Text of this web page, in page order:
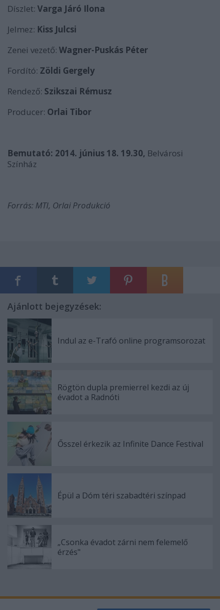
Díszlet: Varga Járó Ilona
Jelmez: Kiss Julcsi
Zenei vezető: Wagner-Puskás Péter
Fordító: Zöldi Gergely
Rendező: Szikszai Rémusz
Producer: Orlai Tibor
Bemutató: 2014. június 18. 19.30, Belvárosi
Színház
Forrás: MTI, Orlai Produkció
Ajánlott bejegyzések:
Indul az e-Trafó online programsorozat
Rögtön dupla premierrel kezdi az új
évadot a Radnóti
Ősszel érkezik az Infinite Dance Festival
Épül a Dóm téri szabadtéri színpad
„Csonka évadot zárni nem felemelő
érzés"